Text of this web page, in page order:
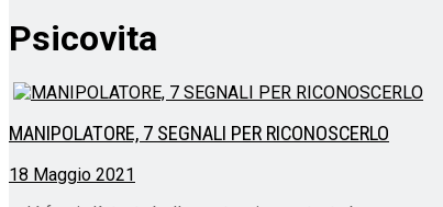
Psicovita
MANIPOLATORE, 7 SEGNALI PER RICONOSCERLO
18 Maggio 2021